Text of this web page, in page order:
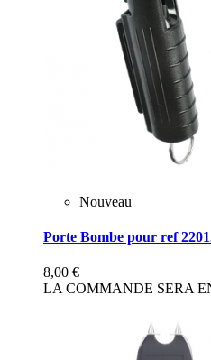
Nouveau
Porte Bombe pour ref
8,00 €
LA COMMANDE SERA